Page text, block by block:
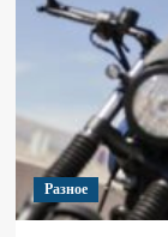
Разное